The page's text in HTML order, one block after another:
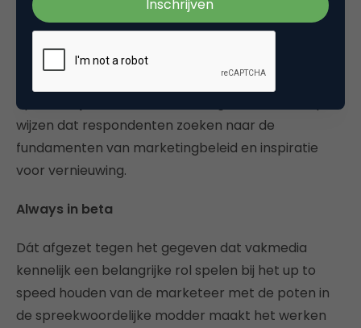
zeggen dat het ook redelijk overeenkomt met de
terreinen waar we het in het afgelopen jaren al
zoeken. Helemaal verassend is het rijtje niet, maar ik
vind zelf de afgetekende nummer één wel
opmerkelijk: Innovatie en strategie. Dat kán erop
wijzen dat respondenten zoeken naar de
fundamenten van marketingbeleid en inspiratie
voor vernieuwing.
Always in beta
Dát afgezet tegen het gegeven dat vakmedia
kennelijk een belangrijke rol spelen bij het up to
speed houden van de marketeer met de poten in
de spreekwoordelijke modder maakt het werken